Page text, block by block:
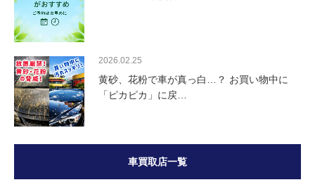
2026.02.25
黄砂、花粉で車が真っ白…？ お買い物中に
「ピカピカ」に戻…
車買取店一覧